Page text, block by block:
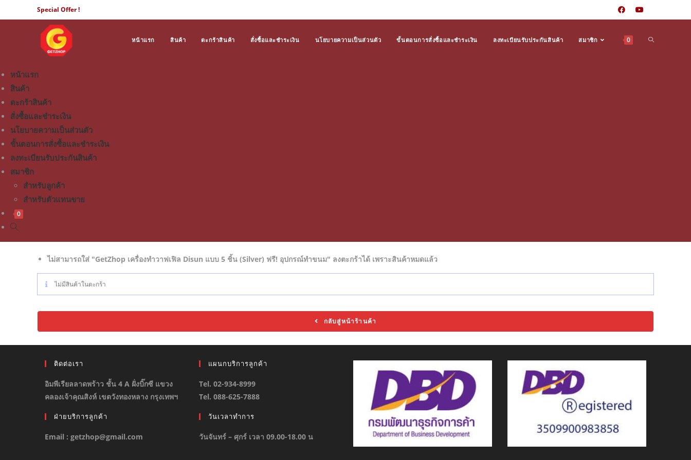
Special Offer !
หน้าแรก สินค้า ตะกร้าสินค้า สั่งซื้อและชำระเงิน นโยบายความเป็นส่วนตัว ขั้นตอนการสั่งซื้อและชำระเงิน ลงทะเบียนรับประกันสินค้า สมาชิก 0
หน้าแรก
สินค้า
ตะกร้าสินค้า
สั่งซื้อและชำระเงิน
นโยบายความเป็นส่วนตัว
ขั้นตอนการสั่งซื้อและชำระเงิน
ลงทะเบียนรับประกันสินค้า
สมาชิก
สำหรับลูกค้า
สำหรับตัวแทนขาย
0
ไม่สามารถใส่ "GetZhop เครื่องทำวาฟเฟิล Disun แบบ 5 ชิ้น (Silver) ฟรี! อุปกรณ์ทำขนม" ลงตะกร้าได้ เพราะสินค้าหมดแล้ว
ไม่มีสินค้าในตะกร้า
กลับสู่หน้าร้านค้า
ติดต่อเรา
อิมพีเรียลลาดพร้าว ชั้น 4 A ฝั่งบิ๊กซี แขวง
คลองเจ้าคุณสิงห์ เขตวังทองหลาง กรุงเทพฯ
ฝ่ายบริการลูกค้า
Email : getzhop@gmail.com
แผนกบริการลูกค้า
Tel. 02-934-8999
Tel. 088-625-7888
วันเวลาทำการ
วันจันทร์ – ศุกร์ เวลา 09.00-18.00 น